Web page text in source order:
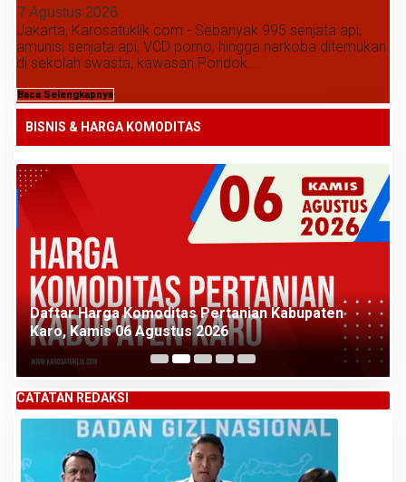
7 Agustus 2026
Jakarta, Karosatuklik.com - Sebanyak 995 senjata api,
amunisi senjata api, VCD porno, hingga narkoba ditemukan
di sekolah swasta, kawasan Pondok...
Baca Selengkapnya
BISNIS & HARGA KOMODITAS
Daftar Harga Komoditas Pertanian Kabupaten
Karo, Kamis 06 Agustus 2026
CATATAN REDAKSI